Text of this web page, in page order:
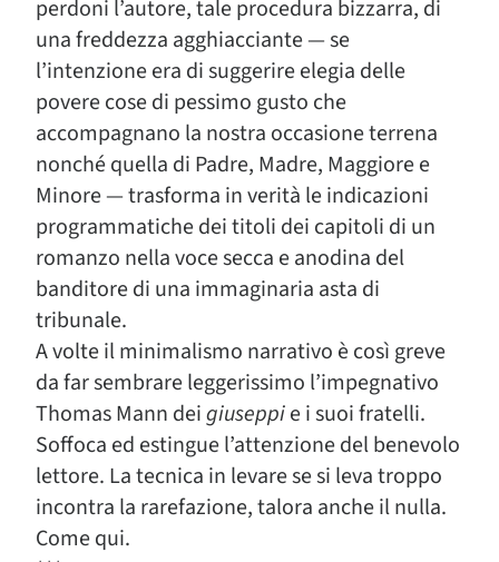
perdoni l’autore, tale procedura bizzarra, di
una freddezza agghiacciante — se
l’intenzione era di suggerire elegia delle
povere cose di pessimo gusto che
accompagnano la nostra occasione terrena
nonché quella di Padre, Madre, Maggiore e
Minore — trasforma in verità le indicazioni
programmatiche dei titoli dei capitoli di un
romanzo nella voce secca e anodina del
banditore di una immaginaria asta di
tribunale.
A volte il minimalismo narrativo è così greve
da far sembrare leggerissimo l’impegnativo
Thomas Mann deigiuseppie i suoi fratelli.
Soffoca ed estingue l’attenzione del benevolo
lettore. La tecnica in levare se si leva troppo
incontra la rarefazione, talora anche il nulla.
Come qui.